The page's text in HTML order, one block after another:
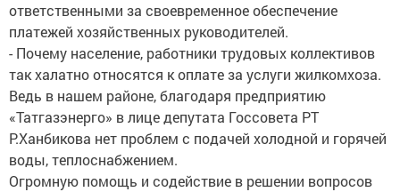
ответственными за своевременное обеспечение
платежей хозяйственных руководителей.
- Почему население, работники трудовых коллективов
так халатно относятся к оплате за услуги жилкомхоза.
Ведь в нашем районе, благодаря предприятию
«Татгазэнерго» в лице депутата Госсовета РТ
Р.Ханбикова нет проблем с подачей холодной и горячей
воды, теплоснабжением.
Огромную помощь и содействие в решении вопросов